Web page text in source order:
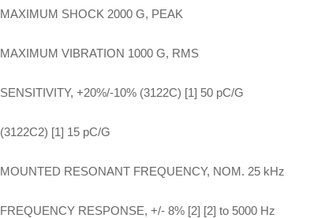
MAXIMUM SHOCK 2000 G, PEAK
MAXIMUM VIBRATION 1000 G, RMS
SENSITIVITY, +20%/-10% (3122C) [1] 50 pC/G
(3122C2) [1] 15 pC/G
MOUNTED RESONANT FREQUENCY, NOM. 25 kHz
FREQUENCY RESPONSE, +/- 8% [2] [2] to 5000 Hz